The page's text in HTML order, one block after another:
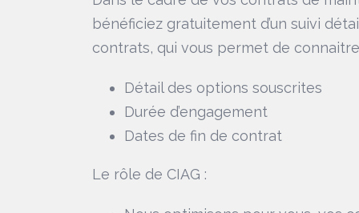
bénéficiez gratuitement d’un suivi
contrats, qui vous permet de
Détail des options souscrites
Durée d’engagement
Dates de fin de contrat
Le rôle de CIAG :